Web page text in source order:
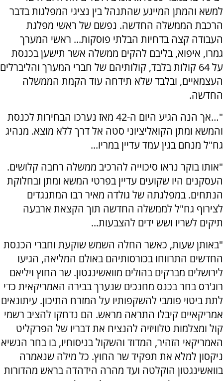
למשא והמתן המייגע שהתנהל בין נציגי המפלגות בדבר
הרכבת הממשלה החדשה. נפשם של ראשי מפלגת
העבודה קצה בדחיות הבלתי פוסקות... ראשי המערך
גמרו, איפוא, בליבם להקים ממשלה אשר תישען בכנסת
על 64 קולות בלבד, קולותיהם של חברי המערך והליברלים
העצמאיים, ובלבד שלא תידחה עוד הקמת הממשלה
החדשה.
"…אך הנה הגיע היום ה-42 מאז נערכו הבחירות לכנסת
והמשא ומתן הקואליציוני סטה אל דרך ללא מוצא. מנהיג
גח"ל מנחם בגין עמד עדיין במריו...
"אותו בוקר נראו סיכוייה להרכיב ממשלה רחבה קלושים.
העסקנים היו שקועים עדיין בפרטי המשא ומתן ובחלוקת
הנתחים. במפלגתה של גולדה מאיר רבו המתנגדים
לצירוף גח"ל לממשלה החדשה תוך הקצאת ארבעה
תיקים לשריו ושש ידים להצבעות...
"באותן שעות, כאשר החלה השמש שוקעת וחברי הכנסת
החדשים התרווחו בכורסותיהם באולם המליאה, הגיעו
לירושלים מברקים בהולים מוואשינגטון. שר החוץ ויליאם
רוג'רס בחר בכנס מחנכים שנערך בבירה האמריקאית כדי
לתת ביטוי פומבי להשקפותיו על המזרח התיכון. עיתונאים
אמריקאיים קיבלו התראה מראש. הם נדחקו להציב רשמי
קול ומצלמות טלוויזיה להנציח את דבריו של הפרקליט
האמריקאי הזהיר, המדוד והשקול בניסוחיו, בו בחר הנשיא
ניקסון למלא את תפקיד שר החוץ. כל מילה שנאמרה
בוואשינגטון הוקלטה ועד מהרה הידהדה בראש מהדורות